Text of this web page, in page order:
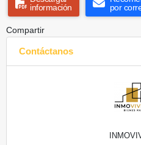
información
por
Compartir
Contáctanos